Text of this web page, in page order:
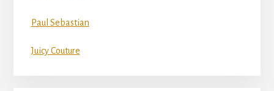
Paul Sebastian
Juicy Couture